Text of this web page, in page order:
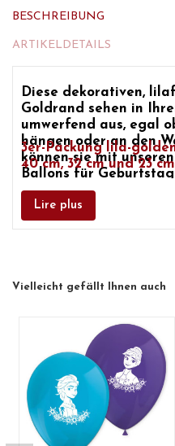
BESCHREIBUNG
ARTIKELDETAILS
Diese dekorativen,
Goldrand sehen in
umwerfend aus, egal
hängen oder an den
können sie mit
Ballons für
Mottopartys
3er-Packung lila-
40 cm, 32 cm und 23 cm
Lire plus
Vielleicht gefällt Ihnen auch